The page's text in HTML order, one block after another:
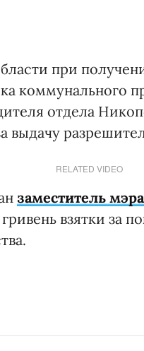
при
коммунального
отдела
выдачу
RELATED VIDEO
заместитель
взятки за